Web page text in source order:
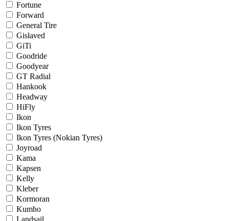
Fortune
Forward
General Tire
Gislaved
GiTi
Goodride
Goodyear
GT Radial
Hankook
Headway
HiFly
Ikon
Ikon Tyres
Ikon Tyres (Nokian Tyres)
Joyroad
Kama
Kapsen
Kelly
Kleber
Kormoran
Kumho
Landsail